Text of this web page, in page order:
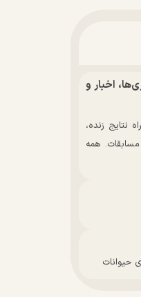
بازی‌ها، اخبار و
جهانی 2026 به همراه نتایج زنده،
همه
حیوانات